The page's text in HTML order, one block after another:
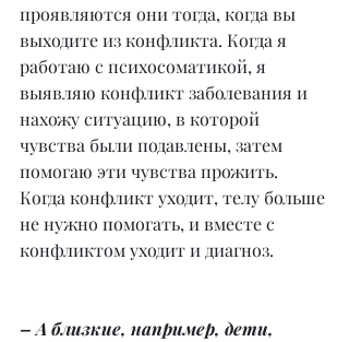
проявляются они тогда, когда вы
выходите из конфликта. Когда я
работаю с психосоматикой, я
выявляю конфликт заболевания и
нахожу ситуацию, в которой
чувства были подавлены, затем
помогаю эти чувства прожить.
Когда конфликт уходит, телу больше
не нужно помогать, и вместе с
конфликтом уходит и диагноз.
– А близкие, например, дети,